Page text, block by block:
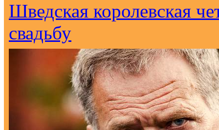
Шведская королевская
свадьбу